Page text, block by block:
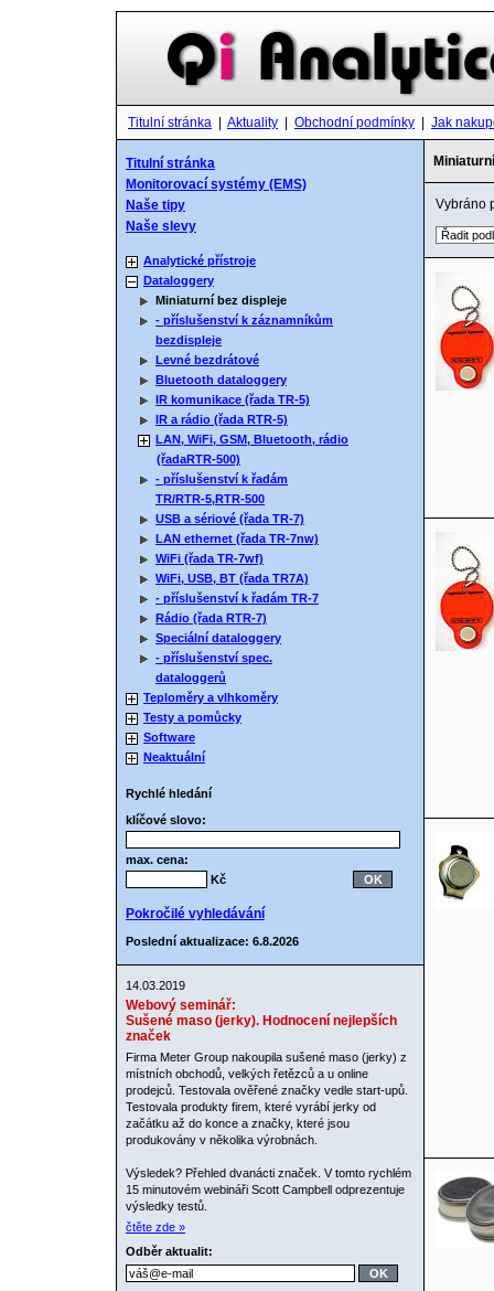
Titulní stránka Aktuality Obchodní podmínky Jak
Vybráno
Titulní stránka
Monitorovací systémy (EMS)
Naše tipy
Naše slevy
Analytické přístroje
Dataloggery
Miniaturní bez displeje
- příslušenství k záznamníkům
bezdispleje
Levné bezdrátové
Bluetooth dataloggery
IR komunikace (řada TR-5)
IR a rádio (řada RTR-5)
LAN, WiFi, GSM, Bluetooth, rádio
(řadaRTR-500)
- příslušenství k řadám
TR/RTR-5,RTR-500
USB a sériové (řada TR-7)
LAN ethernet (řada TR-7nw)
WiFi (řada TR-7wf)
WiFi, USB, BT (řada TR7A)
- příslušenství k řadám TR-7
Rádio (řada RTR-7)
Speciální dataloggery
- příslušenství spec.
dataloggerů
Teploměry a vlhkoměry
Testy a pomůcky
Software
Neaktuální
Rychlé hledání
klíčové slovo:
max. cena:
Kč
Pokročilé vyhledávání
Poslední aktualizace: 6.8.2026
14.03.2019
Webový seminář:
Sušené maso (jerky). Hodnocení nejlepších
značek
Firma Meter Group nakoupila sušené maso (jerky) z
místních obchodů, velkých řetězců a u online
prodejců. Testovala ověřené značky vedle start-upů.
Testovala produkty firem, které vyrábí jerky od
začátku až do konce a značky, které jsou
produkovány v několika výrobnách.
Výsledek? Přehled dvanácti značek. V tomto rychlém
15 minutovém webináři Scott Campbell odprezentuje
výsledky testů.
čtěte zde »
Odběr aktualit: